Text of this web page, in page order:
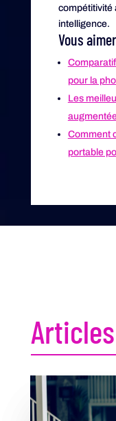
compétitivité
intelligence.
Vous
pour la
Les
Comment
portable